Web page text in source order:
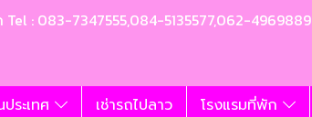
: 083-7347555,084-5135577,062-4969889
ประเทศ เช่ารถไปลาว โรงแรมที่พัก